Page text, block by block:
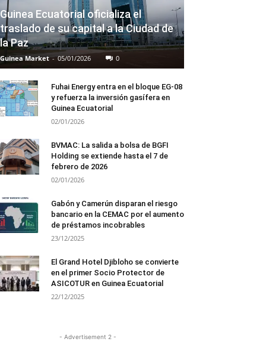
Guinea Ecuatorial oficializa el
traslado de su capital a la Ciudad de
la Paz
Guinea Market - 05/01/2026 0
Fuhai Energy entra en el bloque EG-08
y refuerza la inversión gasífera en
Guinea Ecuatorial
02/01/2026
BVMAC: La salida a bolsa de BGFI
Holding se extiende hasta el 7 de
febrero de 2026
02/01/2026
Gabón y Camerún disparan el riesgo
bancario en la CEMAC por el aumento
de préstamos incobrables
23/12/2025
El Grand Hotel Djibloho se convierte
en el primer Socio Protector de
ASICOTUR en Guinea Ecuatorial
22/12/2025
- Advertisement 2 -